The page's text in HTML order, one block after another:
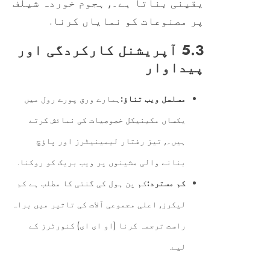
یقینی بناتا ہے۔, ہجوم خوردہ شیلف
پر مصنوعات کو نمایاں کرنا.
5.3 آپریشنل کارکردگی اور
پیداوار
مسلسل ویب تناؤ: ہمارے ورق پورے رول میں
یکساں مکینیکل خصوصیات کی نمائش کرتے
ہیں۔, تیز رفتار لیمینیٹرز اور پاؤچ
بنانے والی مشینوں پر ویب بریک کو روکنا.
کم مسترد:کم پن ہول کی گنتی کا مطلب ہے کم
لیکرز, اعلی مجموعی آلات کی تاثیر میں براہ
راست ترجمہ کرنا (او ای ای) کنورٹرز کے
لیے.